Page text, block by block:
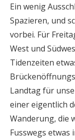
Ein wenig
Spazieren, und
vorbei. Für
West und
Tidenzeiten
Landtag für
einer eigentlich
Wanderung, die
Fusswegs etwas